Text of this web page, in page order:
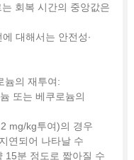
회복 시간의 중앙값은
대해서는 안전성∙
늄의 재투여:
또는 베쿠로늄의
mg/kg투여)의 경우
연되어 나타날 수
15분 정도로 짧아질 수